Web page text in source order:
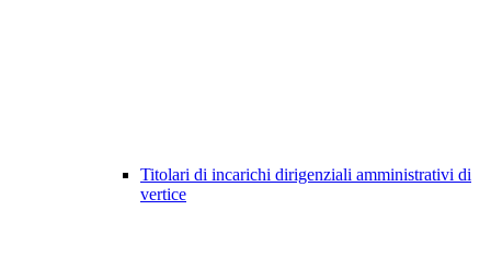
Titolari di incarichi dirigenziali amministrativi di
vertice